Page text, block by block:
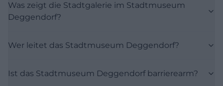
und Alltagsleben vermittelt. Besonders spannend
spielt. ([stadtmuseum.deggendorf.de]
Was zeigt die Stadtgalerie im Stadtmuseum
Deggendorf?
Wer leitet das Stadtmuseum Deggendorf?
Ist das Stadtmuseum Deggendorf barrierearm?